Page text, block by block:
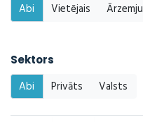
Abi Vietējais Ārzemju
Sektors
Abi Privāts Valsts